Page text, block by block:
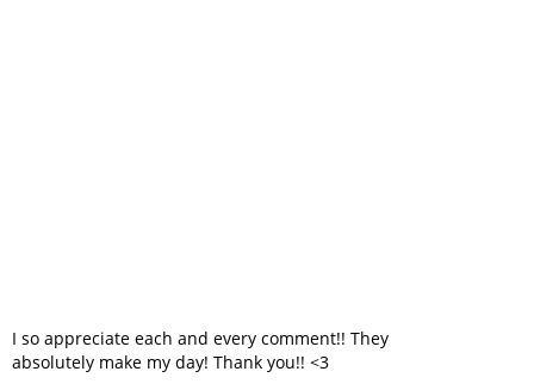
I so appreciate each and every comment!! They
absolutely make my day! Thank you!! <3